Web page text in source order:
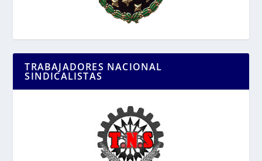
TRABAJADORES NACIONAL
SINDICALISTAS